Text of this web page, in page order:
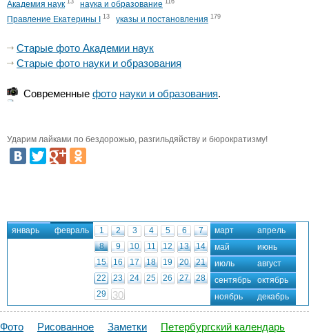
Академия наук 13 наука и образование 116
Правление Екатерины I 13 указы и постановления 179
Старые фото Академии наук
Старые фото науки и образования
Современные фото науки и образования.
Ударим лайками по бездорожью, разгильдяйству и бюрократизму!
январь февраль 1 2 3 4 5 6
7
8
9 10 11 12 13
14
15
16 17 18 19 20
21
22
23 24 25 26 27
28
29
30
март
апрель
май
июнь
июль
август
сентябрь
октябрь
ноябрь
декабрь
Фото Рисованное Заметки Петербургский календарь